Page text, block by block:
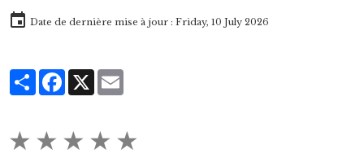
Date de dernière mise à jour : Friday, 10 July 2026
PartagerFacebook
X
★ ★ ★ ★ ★